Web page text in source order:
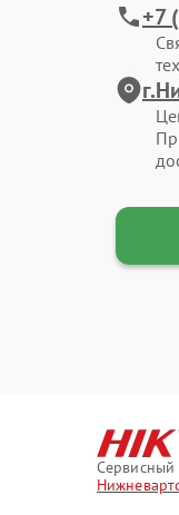
+7
Сервисный